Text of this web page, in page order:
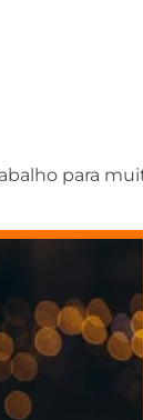
para